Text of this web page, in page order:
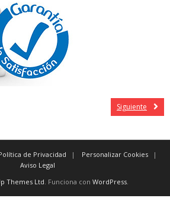
Siguiente
de Privacidad
Personalizar Cookies
Aviso Legal
Themes Ltd. Funciona con WordPress.